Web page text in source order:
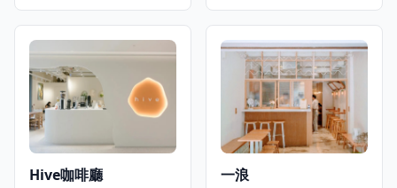
末人潮。從日出到日落，
他們提供坐下式早餐、午
餐和晚餐，專門提供新鮮
烘焙的意大利食品和海濱
用餐體驗。餐廳作為沉浸
式烘焙概念經營，名稱喚
起意大利語中的「麵包和
的用餐環境，設有餐廳、
酒吧和私人用餐空間,俯瞰
前殖民地建築群。
Madame Fù提供高級用餐
體驗，在歷史建築環境中
將傳統粵菜風味與現代呈
現方式相結合。
Hive咖啡廳 一浪